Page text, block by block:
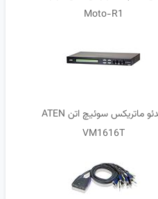
Moto-R1
ویدئو ماتریکس سوئیچ اتن ATEN
VM1616T